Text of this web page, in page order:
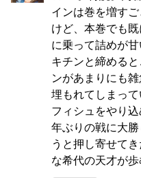
インは巻を増す
けど、本巻でも
に乗って詰めが
キチンと締める
ンがあまりにも
埋もれてしまっ
フィシュをやり
年ぶりの戦に大
うと押し寄せて
な希代の天才が歩